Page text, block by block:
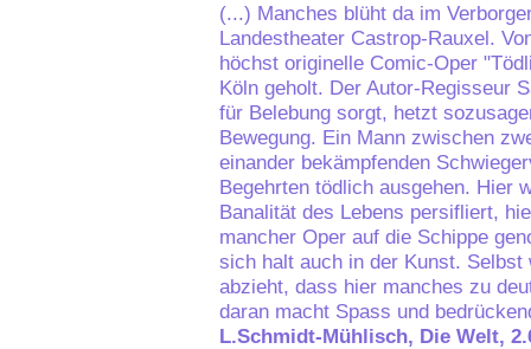
(...) Manches blüht da im
Landestheater Castrop-Rauxel.
höchst originelle Comic-Oper
Köln geholt. Der Autor-Regisseur
für Belebung sorgt, hetzt
Bewegung. Ein Mann zwischen
einander bekämpfenden
Begehrten tödlich ausgehen. Hier
Banalität des Lebens persifliert,
mancher Oper auf die Schippe
sich halt auch in der Kunst.
abzieht, dass hier manches zu
daran macht Spass und
L.Schmidt-Mühlisch, Die Welt,